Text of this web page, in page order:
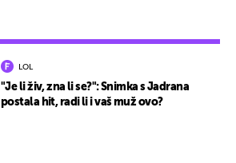
LOL
"Je li živ, zna li se?": Snimka s Jadrana
postala hit, radi li i vaš muž ovo?